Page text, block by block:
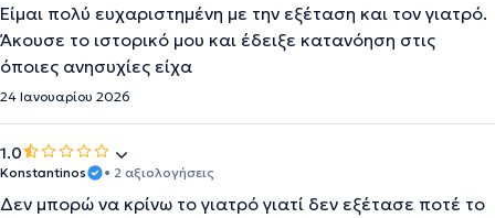
Είμαι πολύ ευχαριστημένη με την εξέταση και τον γιατρό.
Άκουσε το ιστορικό μου και έδειξε κατανόηση στις
όποιες ανησυχίες είχα
24 Ιανουαρίου 2026
1.0
Konstantinos • 2 αξιολογήσεις
Δεν μπορώ να κρίνω το γιατρό γιατί δεν εξέτασε ποτέ το